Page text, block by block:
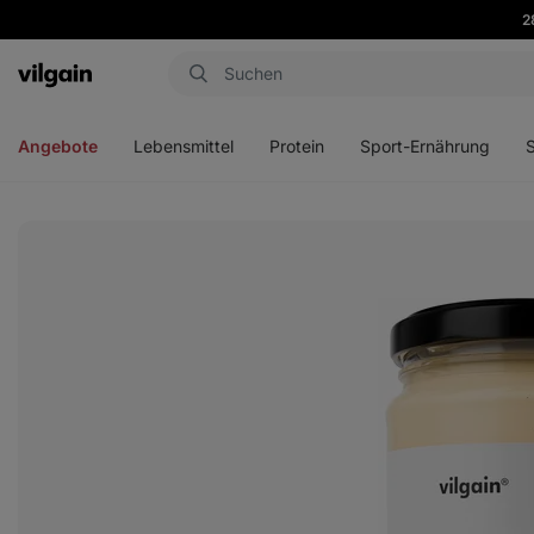
Aktin
Angebote Lebensmittel Protein Sport-Ernährung